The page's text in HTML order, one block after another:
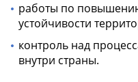
работы по
устойчивости
контроль над
внутри страны.